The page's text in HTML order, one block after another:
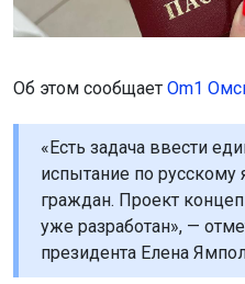
Об этом сообщает Om1
«Есть задача ввести
испытание по
граждан. Проект
уже разработан», —
президента Елена